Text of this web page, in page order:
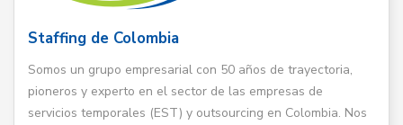
Staffing de Colombia
Somos un grupo empresarial con 50 años de trayectoria,
pioneros y experto en el sector de las empresas de
servicios temporales (EST) y outsourcing en Colombia. Nos